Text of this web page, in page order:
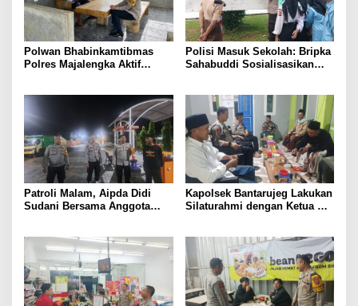
Polwan Bhabinkamtibmas
Polres Majalengka Aktif
Polisi Masuk Sekolah: Bripka
Sahabuddi Sosialisasikan
Patroli Malam, Aipda Didi
Sudani Bersama Anggota
Obyek Vital dan Pemukiman
Warga
Kapolsek Bantarujeg Lakukan
Silaturahmi dengan Ketua NU
Dan Ulama